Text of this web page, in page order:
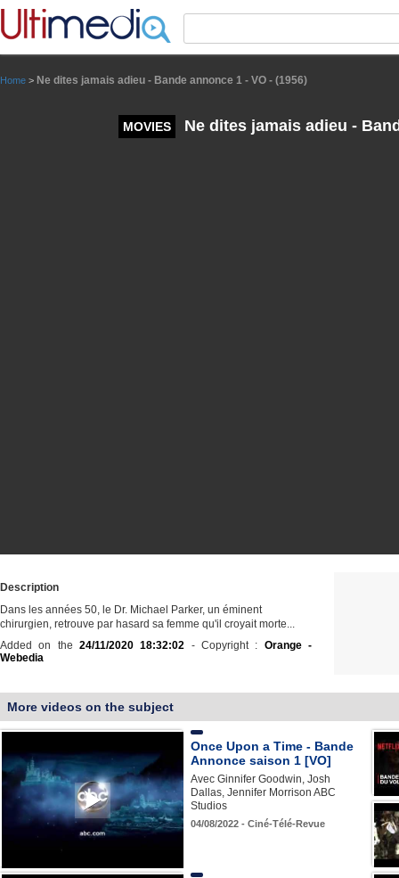
Home > Ne dites jamais adieu - Bande annonce 1 - VO - (1956)
MOVIES Ne dites jamais adieu -
Description
Dans les années 50, le Dr. Michael Parker, un éminent
chirurgien, retrouve par hasard sa femme qu'il croyait morte...
Added on the 24/11/2020 18:32:02 - Copyright : Orange -
Webedia
More videos on the subject
Once Upon a Time - Bande
Annonce saison 1 [VO]
Avec Ginnifer Goodwin, Josh
Dallas, Jennifer Morrison ABC
Studios
04/08/2022 - Ciné-Télé-Revue
Panneau de gestion des cookies